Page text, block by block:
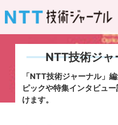
新着情
NTT技術ジャ
「NTT技術ジャーナル」
ピックや特集インタビュ
けます。